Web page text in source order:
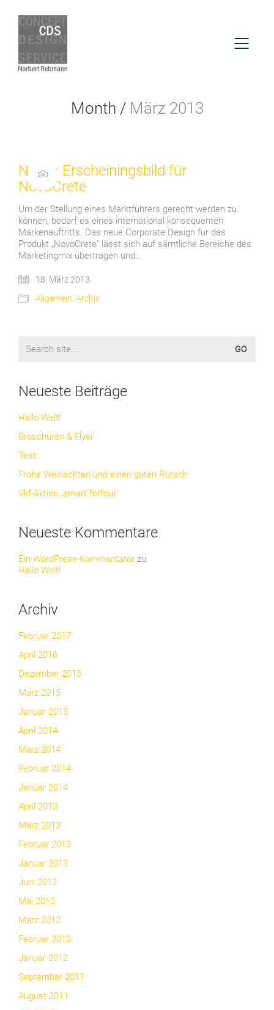
Month / März 2013
Neues Erscheiningsbild für
NovoCrete
Um der Stellung eines Marktführers gerecht werden zu
können, bedarf es eines international konsequenten
Markenauftritts. Das neue Corporate Design für das
Produkt „NovoCrete“ lässt sich auf sämtliche Bereiche des
Marketingmix übertragen und…
18. März 2013
Allgemein, Archiv
for:
Neueste Beiträge
Hallo Welt!
Broschüren & Flyer
Test
Frohe Weinachten und einen guten Rutsch
Vkf-Aktion „smart forfour“
Neueste Kommentare
Ein WordPress-Kommentator zu
Hallo Welt!
Archiv
Februar 2017
April 2016
Dezember 2015
März 2015
Januar 2015
April 2014
März 2014
Februar 2014
Januar 2014
April 2013
März 2013
Februar 2013
Januar 2013
Juni 2012
Mai 2012
März 2012
Februar 2012
Januar 2012
September 2011
August 2011